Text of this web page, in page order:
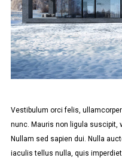
Vestibulum orci felis,
nunc. Mauris non ligula suscipit,
Nullam sed sapien dui. Nulla
iaculis tellus nulla, quis